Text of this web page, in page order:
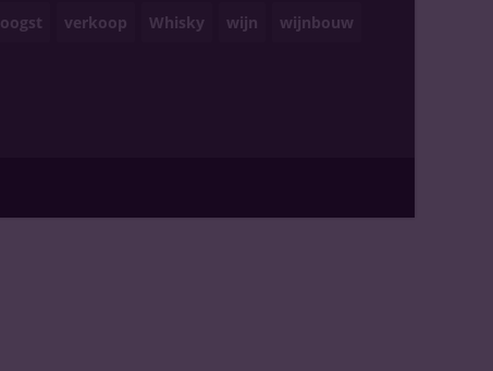
oogst verkoop Whisky wijn wijnbouw